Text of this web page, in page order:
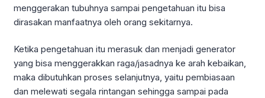
menggerakan tubuhnya sampai pengetahuan itu bisa
dirasakan manfaatnya oleh orang sekitarnya.
Ketika pengetahuan itu merasuk dan menjadi generator
yang bisa menggerakkan raga/jasadnya ke arah kebaikan,
maka dibutuhkan proses selanjutnya, yaitu pembiasaan
dan melewati segala rintangan sehingga sampai pada